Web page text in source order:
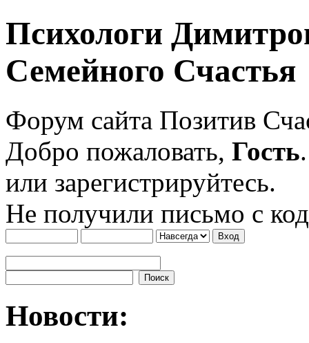
Психологи
Семейного Счастья
Форум сайта Позитив
Добро пожаловать, Гость
или зарегистрируйтесь.
Не получили письмо с
Новости: